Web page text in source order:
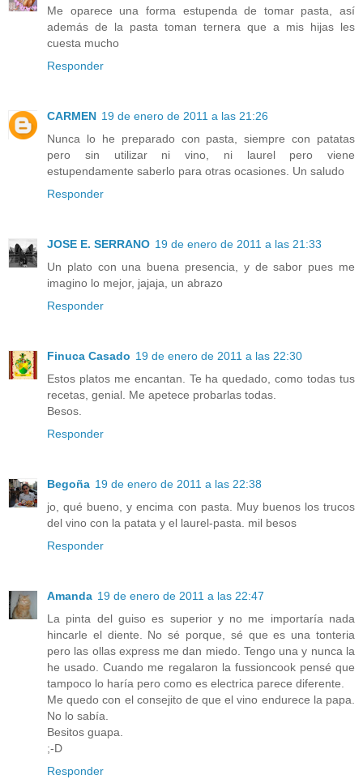
Me oparece una forma estupenda de tomar pasta, así
además de la pasta toman ternera que a mis hijas les
cuesta mucho
Responder
CARMEN 19 de enero de 2011 a las 21:26
Nunca lo he preparado con pasta, siempre con patatas
pero sin utilizar ni vino, ni laurel pero viene
estupendamente saberlo para otras ocasiones. Un saludo
Responder
JOSE E. SERRANO 19 de enero de 2011 a las 21:33
Un plato con una buena presencia, y de sabor pues me
imagino lo mejor, jajaja, un abrazo
Responder
Finuca Casado 19 de enero de 2011 a las 22:30
Estos platos me encantan. Te ha quedado, como todas tus
recetas, genial. Me apetece probarlas todas.
Besos.
Responder
Begoña 19 de enero de 2011 a las 22:38
jo, qué bueno, y encima con pasta. Muy buenos los trucos
del vino con la patata y el laurel-pasta. mil besos
Responder
Amanda 19 de enero de 2011 a las 22:47
La pinta del guiso es superior y no me importaría nada
hincarle el diente. No sé porque, sé que es una tonteria
pero las ollas express me dan miedo. Tengo una y nunca la
he usado. Cuando me regalaron la fussioncook pensé que
tampoco lo haría pero como es electrica parece diferente.
Me quedo con el consejito de que el vino endurece la papa.
No lo sabía.
Besitos guapa.
;-D
Responder